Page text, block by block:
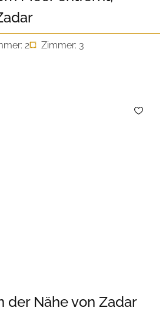
2
Zimmer: 3
der Nähe von Zadar